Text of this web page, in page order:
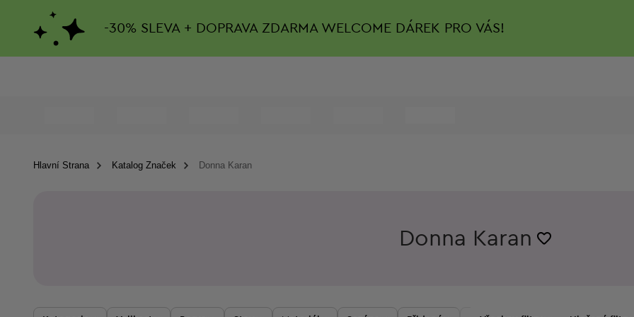
-30% SLEVA + DOPRAVA ZDARMAWELCOME DÁREK PRO VÁS!
Hlavní Strana Katalog Značek Donna Karan
Donna Karan